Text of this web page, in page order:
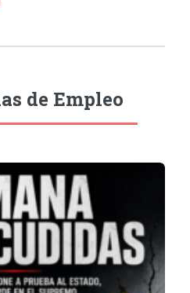
de Empleo